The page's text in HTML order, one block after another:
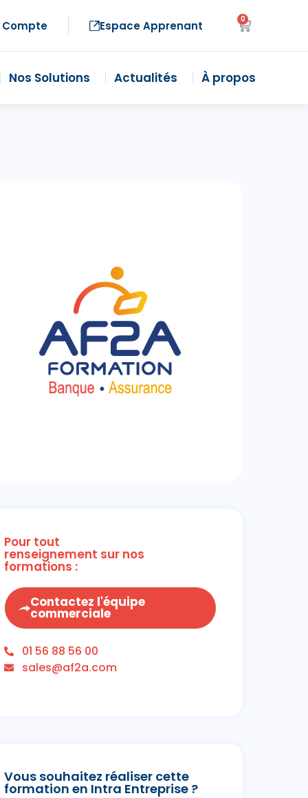
Compte Espace Apprenant 0
Nos Solutions Actualités À propos
Pour tout
renseignement sur nos
formations :
Contactez l'équipe
commerciale
01 56 88 56 00
sales@af2a.com
Vous souhaitez réaliser cette
formation en Intra Entreprise ?